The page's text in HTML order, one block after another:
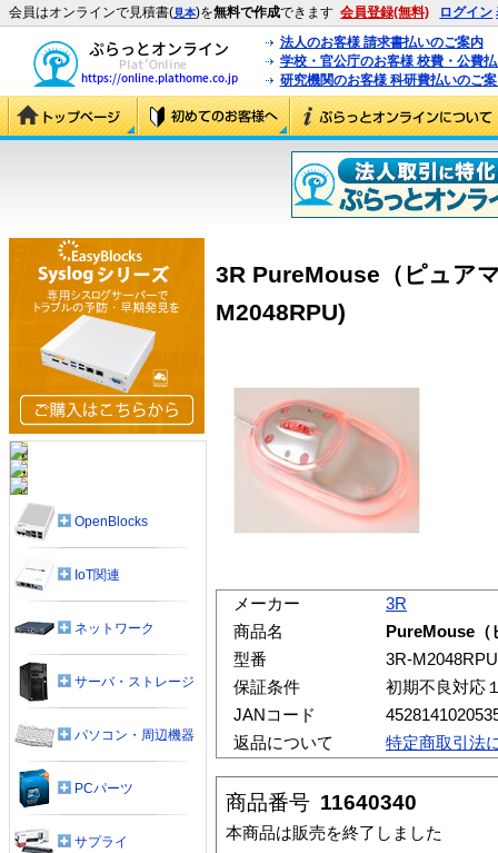
会員はオンラインで見積書(見本)を無料で作成できます 会員登録(無料) ログイン
法人のお客様 請求書払いのご案内
学校・官公庁のお客様 校費・公費
研究機関のお客様 科研費払いのご
3R PureMouse（ピュア
M2048RPU)
メーカー
3R
商品名
PureMouse（
型番
3R-M2048RPU
保証条件
初期不良対応
JANコード
返品について
特定商取引法
商品番号 11640340
本商品は販売を終了しました
OpenBlocks
IoT関連
ネットワーク
サーバ・ストレージ
パソコン・周辺機器
PCパーツ
サプライ